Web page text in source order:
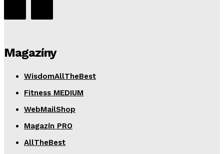
Magazíny
WisdomAllTheBest
Fitness MEDIUM
WebMailShop
Magazín PRO
AllTheBest